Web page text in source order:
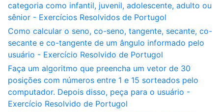
categoria como infantil, juvenil, adolescente, adulto ou
sênior - Exercícios Resolvidos de Portugol
Como calcular o seno, co-seno, tangente, secante, co-
secante e co-tangente de um ângulo informado pelo
usuário - Exercício Resolvido de Portugol
Faça um algoritmo que preencha um vetor de 30
posições com números entre 1 e 15 sorteados pelo
computador. Depois disso, peça para o usuário -
Exercício Resolvido de Portugol